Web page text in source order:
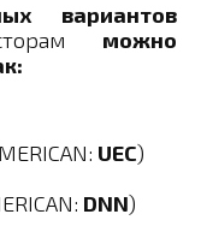
вариантов
можно
UEC)
DNN)